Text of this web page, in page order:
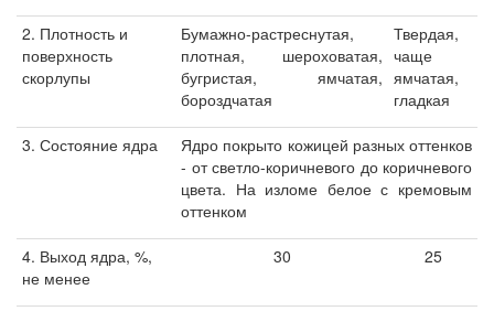
2. Плотность и
поверхность
скорлупы
Бумажно-растреснутая,
плотная, шероховатая,
бугристая, ямчатая,
бороздчатая
Твердая,
чаще
ямчатая,
гладкая
3. Состояние ядра
Ядро покрыто кожицей разных оттенков
- от светло-коричневого до коричневого
цвета. На изломе белое с кремовым
оттенком
4. Выход ядра, %,
не менее
30 25